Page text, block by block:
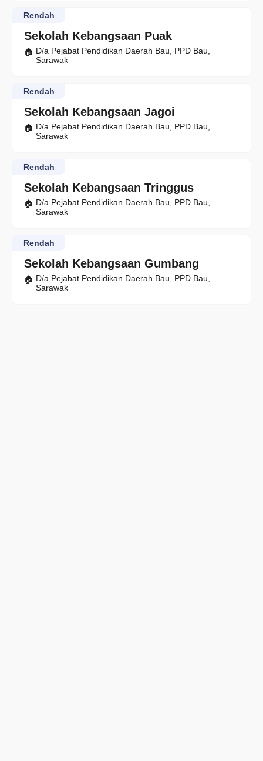
Sekolah Kebangsaan Puak
Rendah
D/a Pejabat Pendidikan Daerah Bau, PPD Bau,
Sarawak
Sekolah Kebangsaan Jagoi
Rendah
D/a Pejabat Pendidikan Daerah Bau, PPD Bau,
Sarawak
Sekolah Kebangsaan Tringgus
Rendah
D/a Pejabat Pendidikan Daerah Bau, PPD Bau,
Sarawak
Sekolah Kebangsaan Gumbang
Rendah
D/a Pejabat Pendidikan Daerah Bau, PPD Bau,
Sarawak